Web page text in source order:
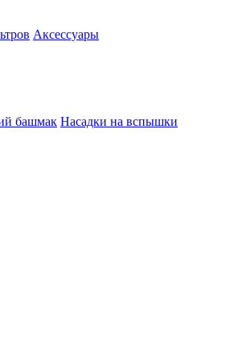
Аксессуары
башмак Насадки на вспышки